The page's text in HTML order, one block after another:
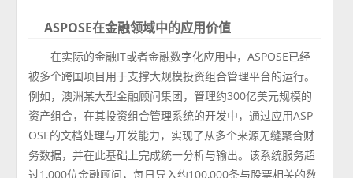
ASPOSE在金融领域中的应用价值
在实际的金融IT或者金融数字化应用中，ASPOSE已经
被多个跨国项目用于支撑大规模投资组合管理平台的运行。
例如，澳洲某大型金融顾问集团，管理约300亿美元规模的
资产组合，在其投资组合管理系统的开发中，通过应用ASP
OSE的文档处理与开发能力，实现了从多个来源无缝聚合财
务数据，并在此基础上完成统一分析与输出。该系统服务超
过1,000位金融顾问，每日导入约100,000条与股票相关的数